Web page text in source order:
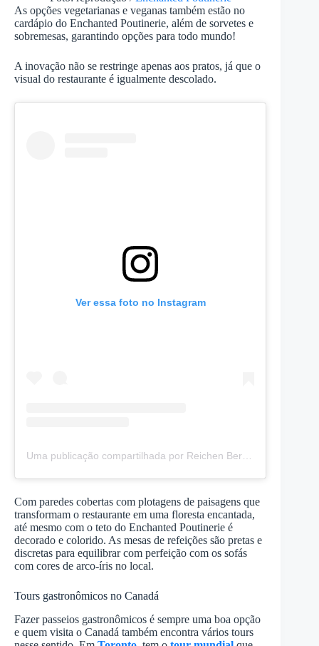
As opções vegetarianas e veganas também estão no
cardápio do Enchanted Poutinerie, além de sorvetes e
sobremesas, garantindo opções para todo mundo!
A inovação não se restringe apenas aos pratos, já que o
visual do restaurante é igualmente descolado.
Ver essa foto no Instagram
Com paredes cobertas com plotagens de paisagens que
transformam o restaurante em uma floresta encantada,
até mesmo com o teto do Enchanted Poutinerie é
decorado e colorido. As mesas de refeições são pretas e
discretas para equilibrar com perfeição com os sofás
com cores de arco-íris no local.
Tours gastronômicos no Canadá
Fazer passeios gastronômicos é sempre uma boa opção
e quem visita o Canadá também encontra vários tours